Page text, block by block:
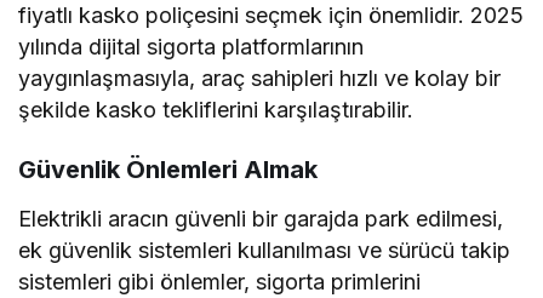
fiyatlı kasko poliçesini seçmek için önemlidir. 2025
yılında dijital sigorta platformlarının
yaygınlaşmasıyla, araç sahipleri hızlı ve kolay bir
şekilde kasko tekliflerini karşılaştırabilir.
Güvenlik Önlemleri Almak
Elektrikli aracın güvenli bir garajda park edilmesi,
ek güvenlik sistemleri kullanılması ve sürücü takip
sistemleri gibi önlemler, sigorta primlerini